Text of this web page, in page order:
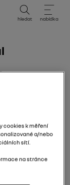
hledat nabídka
cookies k měření
a/nebo
sítí.
na stránce